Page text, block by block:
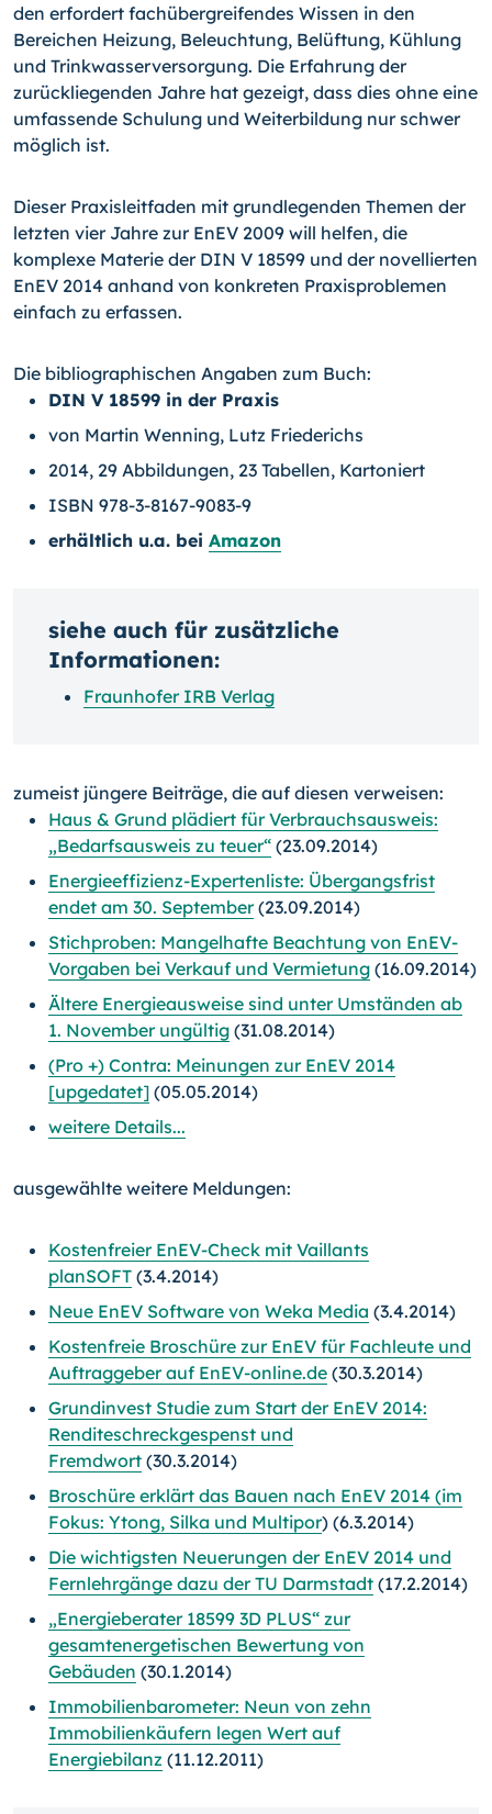
den erfordert fachübergreifendes Wissen in den
Bereichen Heizung, Beleuchtung, Belüftung, Kühlung
und Trinkwasser­versorgung. Die Erfahrung der
zurückliegenden Jahre hat ge­zeigt, dass dies ohne eine
umfassende Schulung und Weiter­bildung nur schwer
möglich ist.
Dieser Praxisleitfaden mit grundlegenden Themen der
letzten vier Jahre zur EnEV 2009 will helfen, die
komplexe Materie der DIN V 18599 und der novellierten
EnEV 2014 anhand von kon­kreten Praxisproblemen
einfach zu erfassen.
Die bibliographischen Angaben zum Buch:
DIN V 18599 in der Praxis
von Martin Wenning, Lutz Friederichs
2014, 29 Abbildungen, 23 Tabellen, Kartoniert
ISBN 978-3-8167-9083-9
erhältlich u.a. bei Amazon
siehe auch für zusätzliche
Informationen:
Fraunhofer IRB Verlag
zumeist jüngere Beiträge, die auf diesen verweisen:
Haus & Grund plädiert für Verbrauchsausweis:
„Bedarfsausweis zu teuer“ (23.09.2014)
Energieeffizienz-Expertenliste: Übergangsfrist
endet am 30. September(23.09.2014)
Stichproben: Mangelhafte Beachtung von EnEV-
Vorgaben bei Verkauf und Vermietung (16.09.2014)
Ältere Energieausweise sind unter Umständen ab
1. November ungültig (31.08.2014)
(Pro +) Contra: Meinungen zur EnEV 2014
[upgedatet] (05.05.2014)
weitere Details...
ausgewählte weitere Meldungen:
Kostenfreier EnEV-Check mit Vaillants
planSOFT (3.4.2014)
Neue EnEV Software von Weka Media (3.4.2014)
Kostenfreie Broschüre zur EnEV für Fachleute und
Auftraggeber auf EnEV-online.de (30.3.2014)
Grundinvest Studie zum Start der EnEV 2014:
Renditeschreckgespenst und
Fremdwort (30.3.2014)
Broschüre erklärt das Bauen nach EnEV 2014 (im
Fokus: Ytong, Silka und Multipor) (6.3.2014)
Die wichtigsten Neuerungen der EnEV 2014 und
Fernlehrgänge dazu der TU Darmstadt (17.2.2014)
„Energieberater 18599 3D PLUS“ zur
gesamtenergetischen Bewertung von
Gebäuden (30.1.2014)
Immobilienbarometer: Neun von zehn
Immobilien­käufern legen Wert auf
Energiebilanz (11.12.2011)